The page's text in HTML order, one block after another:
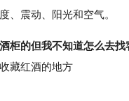
、震动、阳光和空气。
柜的但我不知道怎么去找
藏红酒的地方